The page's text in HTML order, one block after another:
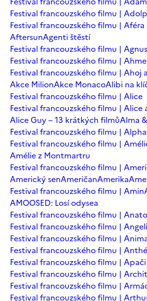
Festival francouzského filmu |
Festival francouzského filmu | Aféra
AftersunAgenti štěstí
Festival francouzského filmu |
Festival francouzského filmu |
Festival francouzského filmu | Ahoj
Akce MilionAkce MonacoAlibi na
Festival francouzského filmu | Alice
Festival francouzského filmu | Alice
Alice Guy – 13 krátkých filmůAlma
Festival francouzského filmu |
Festival francouzského filmu |
Amélie z Montmartru
Festival francouzského filmu |
Americký senAmeričanAmerika
Festival francouzského filmu | Amin
AMOOSED: Losí odysea
Festival francouzského filmu |
Festival francouzského filmu |
Festival francouzského filmu |
Festival francouzského filmu |
Festival francouzského filmu | Apači
Festival francouzského filmu |
Festival francouzského filmu |
Festival francouzského filmu |